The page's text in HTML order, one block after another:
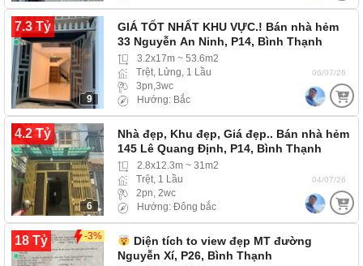
7.3 Tỷ
9
GIÁ TỐT NHẤT KHU VỰC.! Bán nhà hẻm
33 Nguyễn An Ninh, P14, Bình Thạnh
3.2x17m ~ 53.6m2
Trệt, Lửng, 1 Lầu
3pn,3wc
Hướng: Bắc
06/07/26
4.2 Tỷ
6
Nhà đẹp, Khu đẹp, Giá đẹp.. Bán nhà hẻm
145 Lê Quang Định, P14, Bình Thạnh
2.8x12.3m ~ 31m2
Trệt, 1 Lầu
2pn, 2wc
Hướng: Đông bắc
04/07/26
18 Tỷ -3%
Diện tích to view đẹp MT đường
Nguyễn Xí, P26, Bình Thạnh